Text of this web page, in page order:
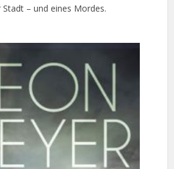
– und eines Mordes.